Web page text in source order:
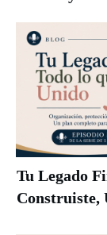
Tu Legado
Construiste,